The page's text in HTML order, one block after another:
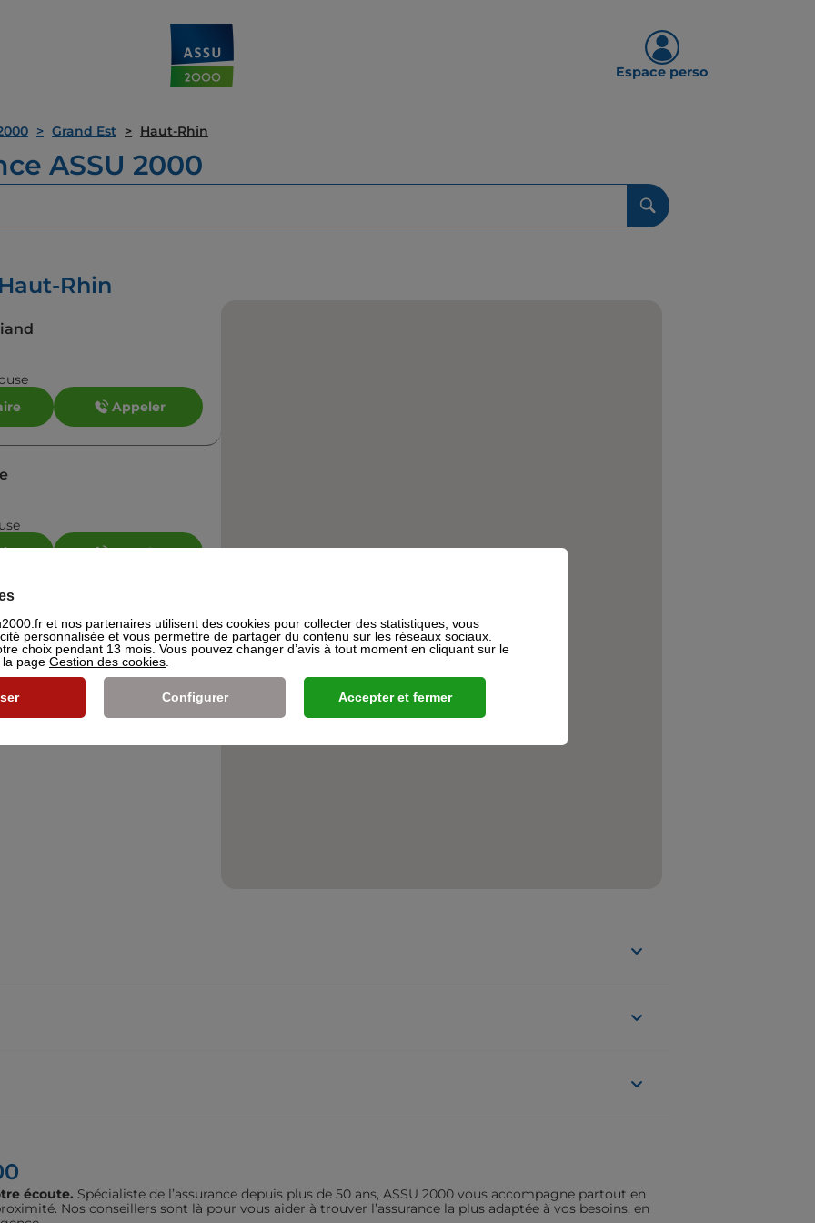
Espace perso
Grand Est Haut-Rhin
ASSU 2000
Rhin
Appeler
Appeler
Appeler
écoute. Spécialiste de l’assurance depuis plus de 50 ans, ASSU 2000 vous accompagne partout en
Nos conseillers sont là pour vous aider à trouver l’assurance la plus adaptée à vos besoins, en
et nos partenaires utilisent des cookies pour collecter des statistiques, vous
personnalisée et vous permettre de partager du contenu sur les réseaux sociaux.
choix pendant 13 mois. Vous pouvez changer d’avis à tout moment en cliquant sur le
la page Gestion des cookies
Configurer Accepter et fermer